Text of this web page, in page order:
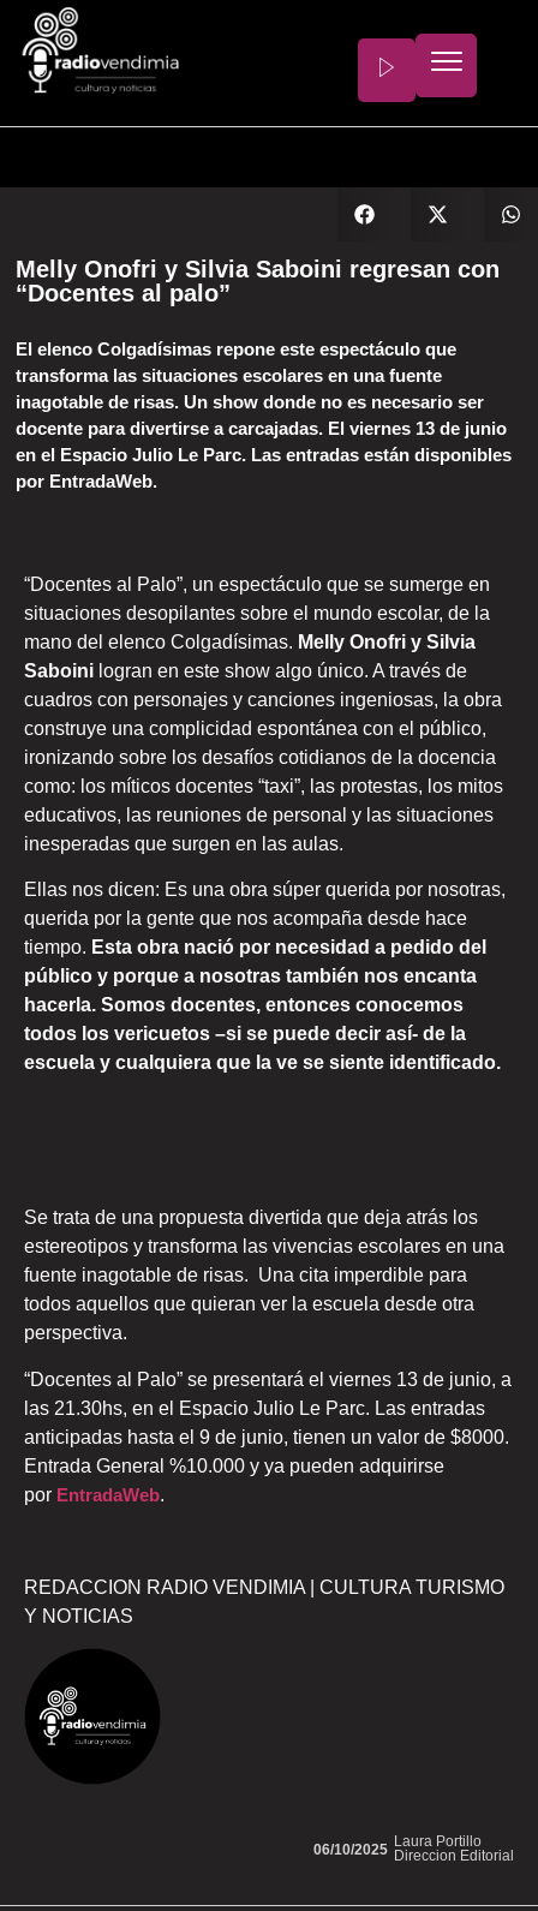
Melly Onofri y Silvia Saboini regresan con
“Docentes al palo”
El elenco Colgadísimas repone este espectáculo que
transforma las situaciones escolares en una fuente
inagotable de risas. Un show donde no es necesario ser
docente para divertirse a carcajadas. El viernes 13 de junio
en el Espacio Julio Le Parc. Las entradas están disponibles
por EntradaWeb.
“Docentes al Palo”, un espectáculo que se sumerge en
situaciones desopilantes sobre el mundo escolar, de la
mano del elenco Colgadísimas. Melly Onofri y Silvia
Saboini logran en este show algo único. A través de
cuadros con personajes y canciones ingeniosas, la obra
construye una complicidad espontánea con el público,
ironizando sobre los desafíos cotidianos de la docencia
como: los míticos docentes “taxi”, las protestas, los mitos
educativos, las reuniones de personal y las situaciones
inesperadas que surgen en las aulas.
Ellas nos dicen: Es una obra súper querida por nosotras,
querida por la gente que nos acompaña desde hace
tiempo. Esta obra nació por necesidad a pedido del
público y porque a nosotras también nos encanta
hacerla. Somos docentes, entonces conocemos
todos los vericuetos –si se puede decir así- de la
escuela y cualquiera que la ve se siente identificado.
Se trata de una propuesta divertida que deja atrás los
estereotipos y transforma las vivencias escolares en una
fuente inagotable de risas. Una cita imperdible para
todos aquellos que quieran ver la escuela desde otra
perspectiva.
“Docentes al Palo” se presentará el viernes 13 de junio, a
las 21.30hs, en el Espacio Julio Le Parc. Las entradas
anticipadas hasta el 9 de junio, tienen un valor de $8000.
Entrada General %10.000 y ya pueden adquirirse
por EntradaWeb.
REDACCION RADIO VENDIMIA | CULTURA TURISMO
Y NOTICIAS
Laura Portillo
Direccion Editorial
06/10/2025